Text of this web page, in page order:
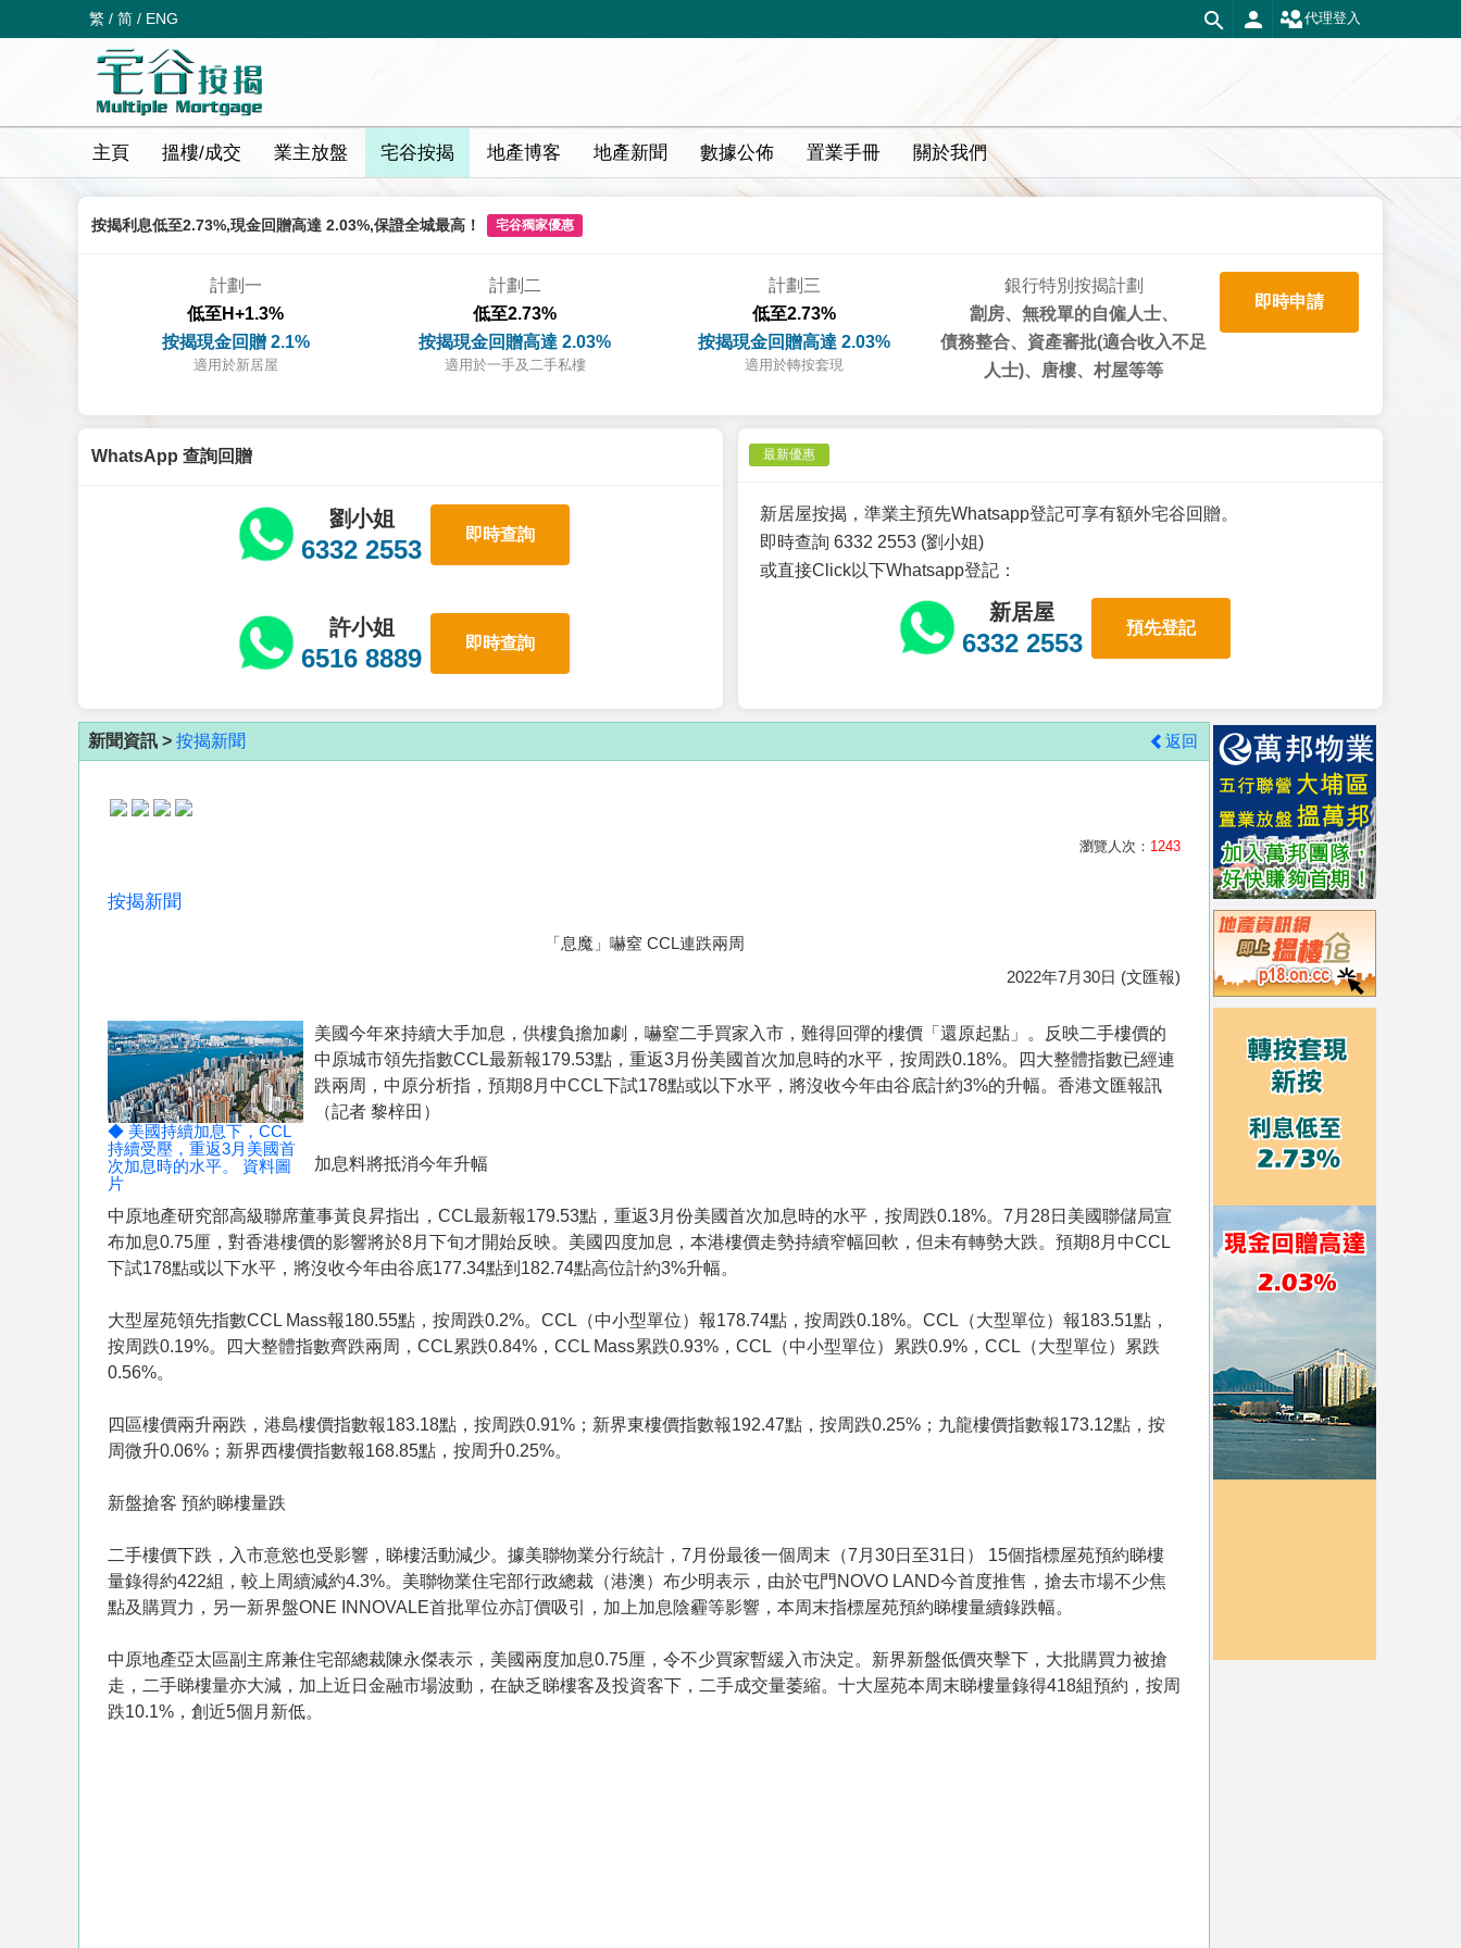
繁 / 简 / ENG 代理登入
主頁 搵樓/成交 業主放盤 宅谷按揭 地產博客 地產新聞 數據公佈 置業手冊 關於我們
按揭利息低至2.73%,現金回贈高達 2.03%,保證全城最高！ 宅谷獨家優惠
計劃一
低至H+1.3%
按揭現金回贈 2.1%
適用於新居屋
計劃二
低至2.73%
按揭現金回贈高達 2.03%
適用於一手及二手私樓
計劃三
低至2.73%
按揭現金回贈高達 2.03%
適用於轉按套現
銀行特別按揭計劃
劏房、無稅單的自僱人士、
債務整合、資產審批(適合收入不足
人士)、唐樓、村屋等等
即時申請
WhatsApp 查詢回贈
劉小姐
6332 2553
即時查詢
許小姐
6516 8889
即時查詢
最新優惠
新居屋按揭，準業主預先Whatsapp登記可享有額外宅谷回贈。
即時查詢 6332 2553 (劉小姐)
或直接Click以下Whatsapp登記：
新居屋
6332 2553
預先登記
新聞資訊 > 按揭新聞 返回
瀏覽人次： 1243
按揭新聞
「息魔」嚇窒 CCL連跌兩周
2022年7月30日 (文匯報)
◆ 美國持續加息下，CCL
持續受壓，重返3月美國首
次加息時的水平。 資料圖
片
美國今年來持續大手加息，供樓負擔加劇，嚇窒二手買家入市，難得回彈的樓價「還原起點」。反映二手樓價的
中原城市領先指數CCL最新報179.53點，重返3月份美國首次加息時的水平，按周跌0.18%。四大整體指數已經連
跌兩周，中原分析指，預期8月中CCL下試178點或以下水平，將沒收今年由谷底計約3%的升幅。香港文匯報訊
（記者 黎梓田）
加息料將抵消今年升幅
中原地產研究部高級聯席董事黃良昇指出，CCL最新報179.53點，重返3月份美國首次加息時的水平，按周跌0.18%。7月28日美國聯儲局宣
布加息0.75厘，對香港樓價的影響將於8月下旬才開始反映。美國四度加息，本港樓價走勢持續窄幅回軟，但未有轉勢大跌。預期8月中CCL
下試178點或以下水平，將沒收今年由谷底177.34點到182.74點高位計約3%升幅。
大型屋苑領先指數CCL Mass報180.55點，按周跌0.2%。CCL（中小型單位）報178.74點，按周跌0.18%。CCL（大型單位）報183.51點，
按周跌0.19%。四大整體指數齊跌兩周，CCL累跌0.84%，CCL Mass累跌0.93%，CCL（中小型單位）累跌0.9%，CCL（大型單位）累跌
0.56%。
四區樓價兩升兩跌，港島樓價指數報183.18點，按周跌0.91%；新界東樓價指數報192.47點，按周跌0.25%；九龍樓價指數報173.12點，按
周微升0.06%；新界西樓價指數報168.85點，按周升0.25%。
新盤搶客 預約睇樓量跌
二手樓價下跌，入市意慾也受影響，睇樓活動減少。據美聯物業分行統計，7月份最後一個周末（7月30日至31日） 15個指標屋苑預約睇樓
量錄得約422組，較上周續減約4.3%。美聯物業住宅部行政總裁（港澳）布少明表示，由於屯門NOVO LAND今首度推售，搶去市場不少焦
點及購買力，另一新界盤ONE INNOVALE首批單位亦訂價吸引，加上加息陰霾等影響，本周末指標屋苑預約睇樓量續錄跌幅。
中原地產亞太區副主席兼住宅部總裁陳永傑表示，美國兩度加息0.75厘，令不少買家暫緩入市決定。新界新盤低價夾擊下，大批購買力被搶
走，二手睇樓量亦大減，加上近日金融市場波動，在缺乏睇樓客及投資客下，二手成交量萎縮。十大屋苑本周末睇樓量錄得418組預約，按周
跌10.1%，創近5個月新低。